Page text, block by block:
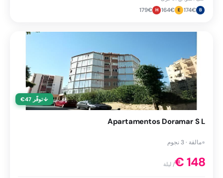
B
174€
E
164€
H
179€
↓توفّر 47
€
Apartamentos Doramar S L
●مالقة · 3 نجوم
148
€/ ليلة